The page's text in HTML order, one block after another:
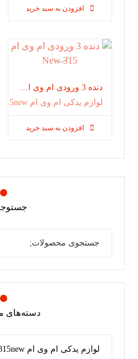
افزودن به سبد خرید
لوازم یدکی ام وی ام 315new
افزودن به سبد خرید
دسته‌های